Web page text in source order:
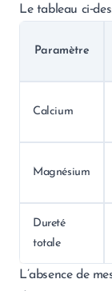
Le tableau
Paramètre
Calcium
Magnésium
Dureté
totale
L’absence de